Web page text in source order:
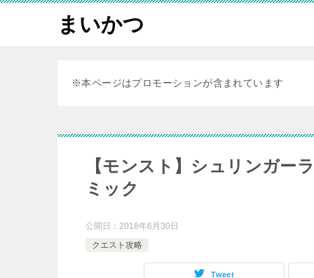
まいかつ
※本ページはプロモーションが含まれています
【モンスト】シュリンガー
ミック
公開日： 2018年6月30日
クエスト攻略
Tweet